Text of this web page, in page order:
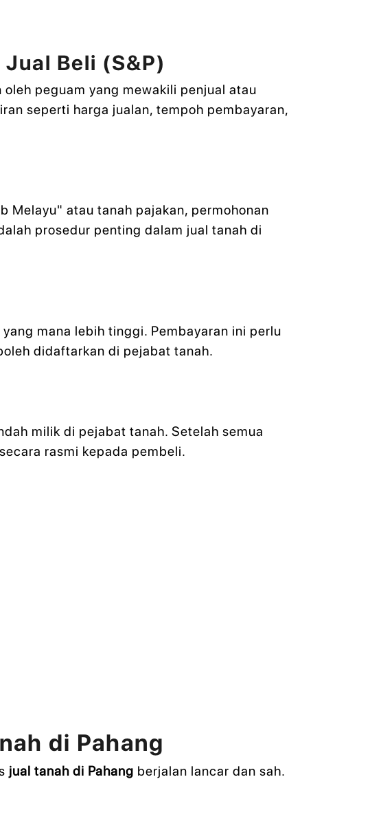
Beli (S&P)
peguam yang mewakili penjual atau
seperti harga jualan, tempoh pembayaran,
Melayu" atau tanah pajakan, permohonan
prosedur penting dalam jual tanah di
mana lebih tinggi. Pembayaran ini perlu
didaftarkan di pejabat tanah.
milik di pejabat tanah. Setelah semua
rasmi kepada pembeli.
di Pahang
jual tanah di Pahang berjalan lancar dan sah.